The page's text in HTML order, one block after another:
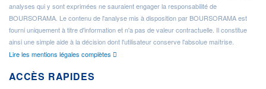
analyses qui y sont exprimées ne sauraient engager la responsabilité de
BOURSORAMA. Le contenu de l'analyse mis à disposition par BOURSORAMA est
fourni uniquement à titre d'information et n'a pas de valeur contractuelle. Il constitue
ainsi une simple aide à la décision dont l'utilisateur conserve l'absolue maîtrise.
Lire les mentions légales complètes
ACCÈS RAPIDES